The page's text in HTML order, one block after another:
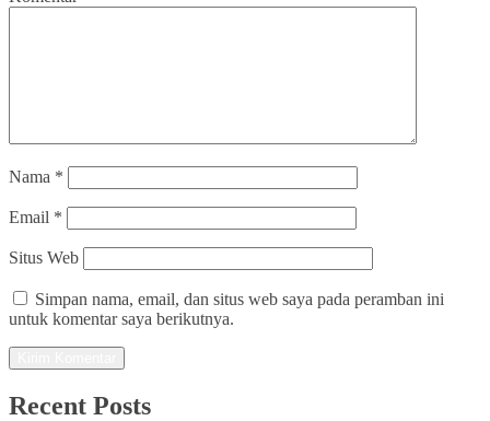
Nama *
Email *
Situs Web
Simpan nama, email, dan situs web saya pada peramban ini
untuk komentar saya berikutnya.
Recent Posts